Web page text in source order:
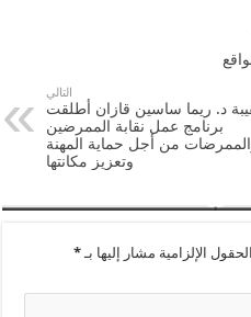
التالي
د. ريما ساسين قازان أطلقت
برنامج عمل نقابة الممرضين
من أجل حماية المهنة
وتعزيز مكانتها
الحقول الإلزامية مشار إليها بـ*